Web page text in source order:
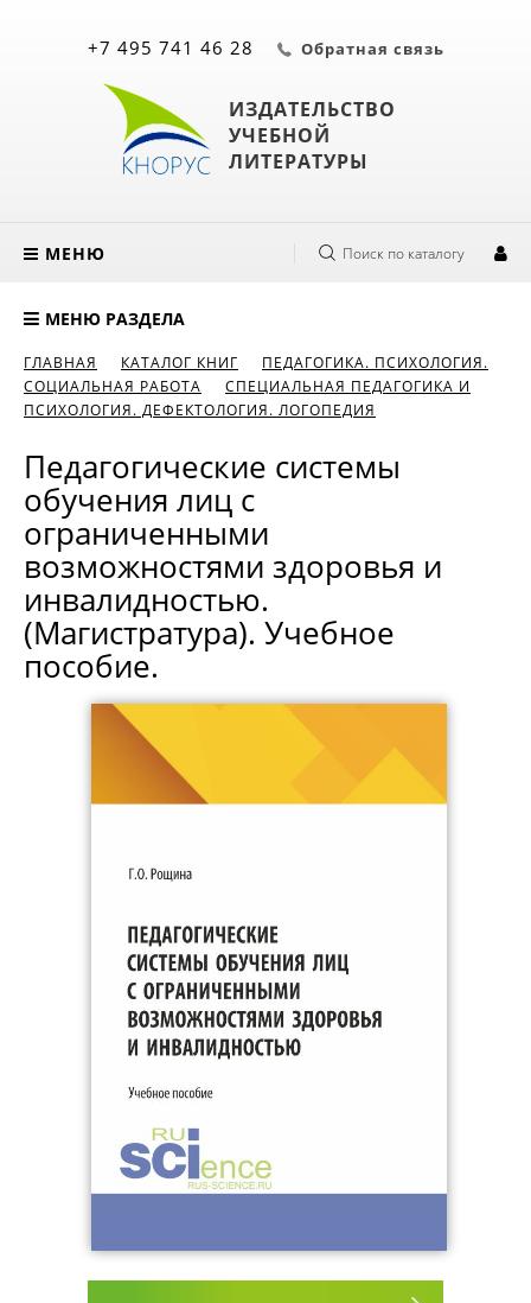
ИЗДАТЕЛЬСТВО
УЧЕБНОЙ
ЛИТЕРАТУРЫ
+7 495 741 46 28 Обратная связь
МЕНЮ Поиск по каталогу
МЕНЮ РАЗДЕЛА
ГЛАВНАЯ КАТАЛОГ КНИГ
ПЕДАГОГИКА. ПСИХОЛОГИЯ.
СОЦИАЛЬНАЯ РАБОТА
СПЕЦИАЛЬНАЯ ПЕДАГОГИКА И
ПСИХОЛОГИЯ. ДЕФЕКТОЛОГИЯ. ЛОГОПЕДИЯ
Педагогические системы
обучения лиц с
ограниченными
возможностями здоровья и
инвалидностью.
(Магистратура). Учебное
пособие.